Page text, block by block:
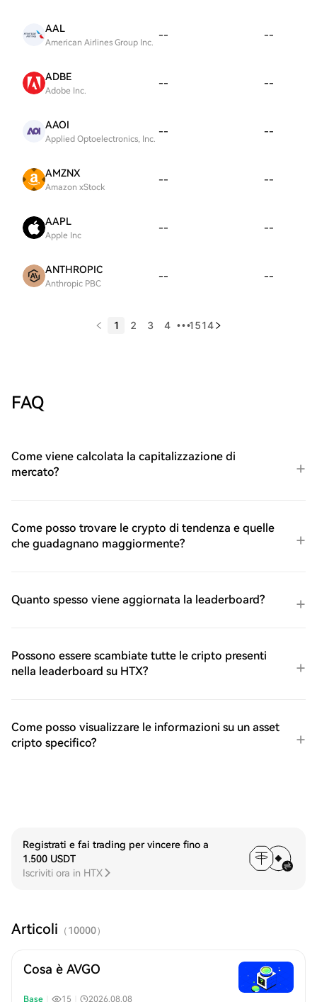
AAL
American Airlines Group Inc.
-- --
ADBE
Adobe Inc.
-- --
AAOI
Applied Optoelectronics, Inc.
-- --
AMZNX
Amazon xStock
-- --
AAPL
Apple Inc
-- --
ANTHROPIC
Anthropic PBC
-- --
1 2 3 4 •••1514
FAQ
Come viene calcolata la capitalizzazione di
mercato?
Come posso trovare le crypto di tendenza e quelle
che guadagnano maggiormente?
Quanto spesso viene aggiornata la leaderboard?
Possono essere scambiate tutte le cripto presenti
nella leaderboard su HTX?
Come posso visualizzare le informazioni su un asset
cripto specifico?
Registrati e fai trading per vincere fino a
1.500 USDT
Iscriviti ora in HTX
Articoli （10000）
Cosa è AVGO
Base 15 2026.08.08